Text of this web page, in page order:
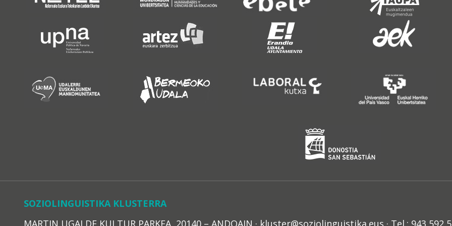
SOZIOLINGUISTIKA KLUSTERRA
MARTIN UGALDE KULTUR PARKEA, 20140 – ANDOAIN · kluster@soziolinguistika.eus · Tel.: 943 592